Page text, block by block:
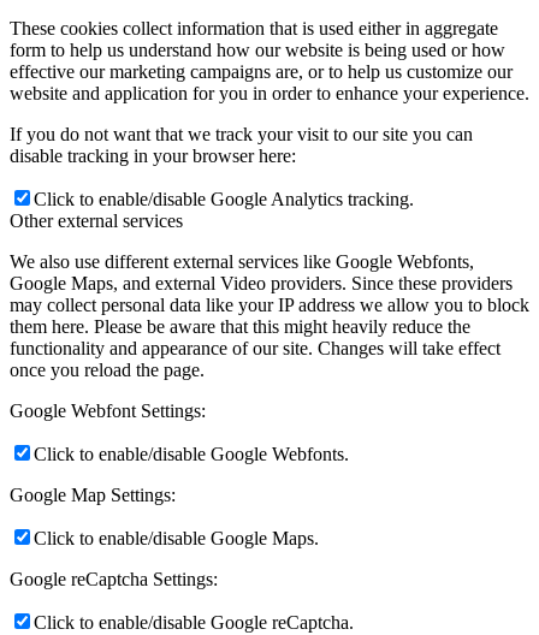
These cookies collect information that is used either in aggregate
form to help us understand how our website is being used or how
effective our marketing campaigns are, or to help us customize our
website and application for you in order to enhance your experience.
If you do not want that we track your visit to our site you can
disable tracking in your browser here:
Click to enable/disable Google Analytics tracking.
Other external services
We also use different external services like Google Webfonts,
Google Maps, and external Video providers. Since these providers
may collect personal data like your IP address we allow you to block
them here. Please be aware that this might heavily reduce the
functionality and appearance of our site. Changes will take effect
once you reload the page.
Google Webfont Settings:
Click to enable/disable Google Webfonts.
Google Map Settings:
Click to enable/disable Google Maps.
Google reCaptcha Settings:
Click to enable/disable Google reCaptcha.